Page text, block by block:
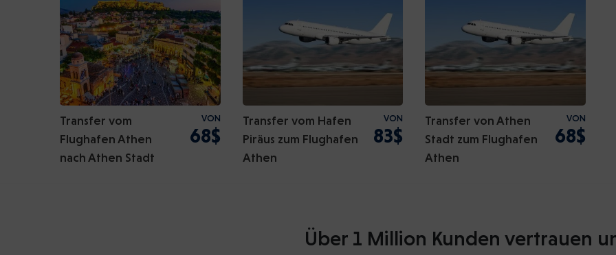
Transfer vom
Flughafen Athen
nach Athen Stadt
VON
68$
Transfer vom Hafen
Piräus zum Flughafen
Athen
VON
83$
Transfer von Athen
Stadt zum Flughafen
Athen
VON
68$
Über 1 Million Kunden vertrauen